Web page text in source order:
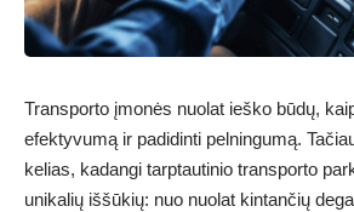
Transporto įmonės nuolat ieško būdų,
efektyvumą ir padidinti pelningumą.
kelias, kadangi tarptautinio transporto
unikalių iššūkių: nuo nuolat kintančių